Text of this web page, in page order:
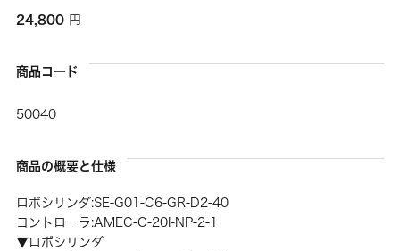
24,800 円
商品コード
50040
商品の概要と仕様
ロボシリンダ:SE-G01-C6-GR-D2-40
コントローラ:AMEC-C-20I-NP-2-1
▼ロボシリンダ